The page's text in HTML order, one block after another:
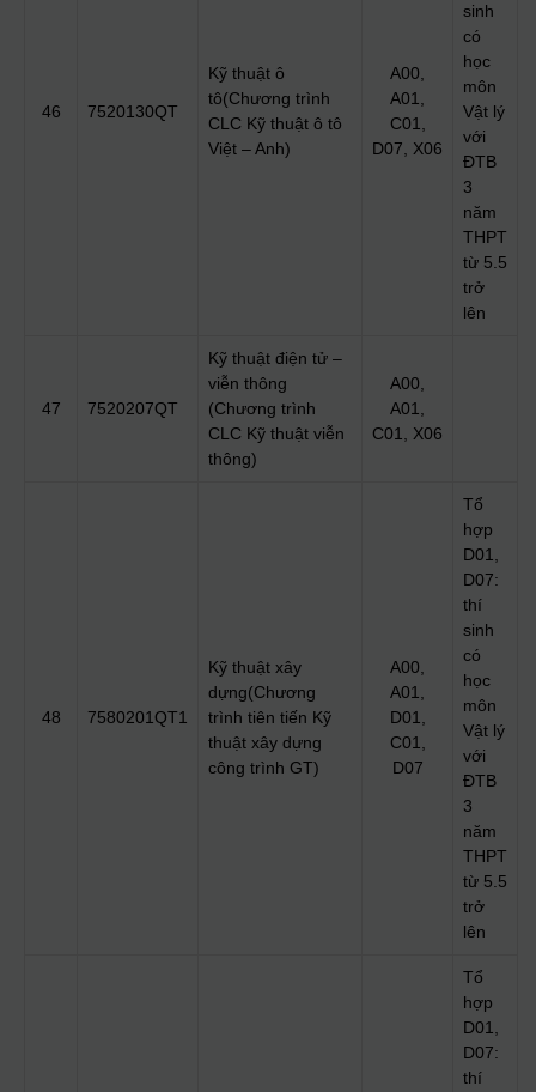
46 7520130QT
Kỹ thuật ô
tô(Chương trình
CLC Kỹ thuật ô tô
Việt – Anh)
A00,
A01,
C01,
D07, X06
sinh
có
học
môn
Vật lý
với
ĐTB
3
năm
THPT
từ 5.5
trở
lên
47 7520207QT
Kỹ thuật điện tử –
viễn thông
(Chương trình
CLC Kỹ thuật viễn
thông)
A00,
A01,
C01, X06
48 7580201QT1
Kỹ thuật xây
dựng(Chương
trình tiên tiến Kỹ
thuật xây dựng
công trình GT)
A00,
A01,
D01,
C01,
D07
Tổ
hợp
D01,
D07:
thí
sinh
có
học
môn
Vật lý
với
ĐTB
3
năm
THPT
từ 5.5
trở
lên
Tổ
hợp
D01,
D07:
thí